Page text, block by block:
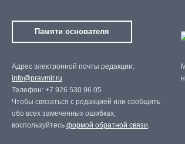
Памяти основателя
Адрес электронной почты редакции:
info@pravmir.ru
Телефон: +7 926 530 96 05
Чтобы связаться с редакцией или сообщить
обо всех замеченных ошибках,
воспользуйтесь формой обратной связи.